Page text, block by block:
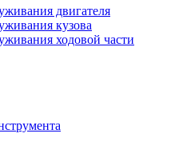
двигателя
кузова
ходовой части